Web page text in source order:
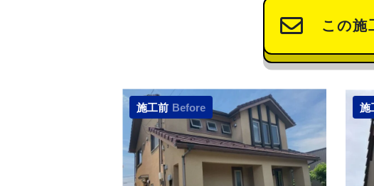
この施
施工前 Before 施